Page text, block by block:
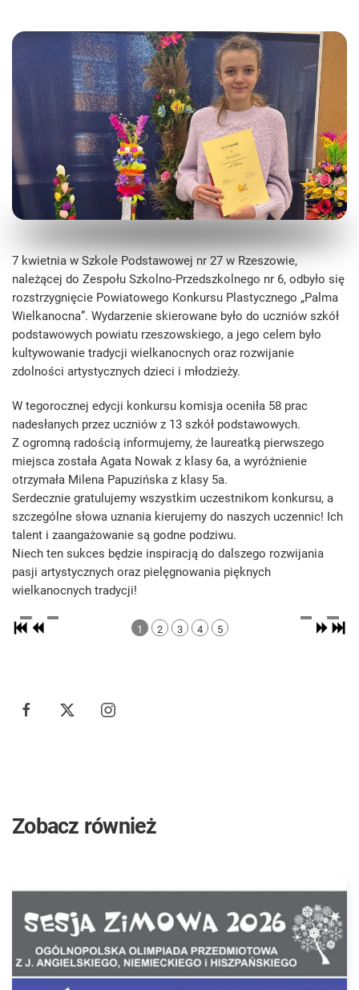
7 kwietnia w Szkole Podstawowej nr 27 w Rzeszowie,
należącej do Zespołu Szkolno-Przedszkolnego nr 6, odbyło się
rozstrzygnięcie Powiatowego Konkursu Plastycznego „Palma
Wielkanocna”. Wydarzenie skierowane było do uczniów szkół
podstawowych powiatu rzeszowskiego, a jego celem było
kultywowanie tradycji wielkanocnych oraz rozwijanie
zdolności artystycznych dzieci i młodzieży.
W tegorocznej edycji konkursu komisja oceniła 58 prac
nadesłanych przez uczniów z 13 szkół podstawowych.
Z ogromną radością informujemy, że laureatką pierwszego
miejsca została Agata Nowak z klasy 6a, a wyróżnienie
otrzymała Milena Papuzińska z klasy 5a.
Serdecznie gratulujemy wszystkim uczestnikom konkursu, a
szczególne słowa uznania kierujemy do naszych uczennic! Ich
talent i zaangażowanie są godne podziwu.
Niech ten sukces będzie inspiracją do dalszego rozwijania
pasji artystycznych oraz pielęgnowania pięknych
wielkanocnych tradycji!
1 2 3 4 5
Zobacz również